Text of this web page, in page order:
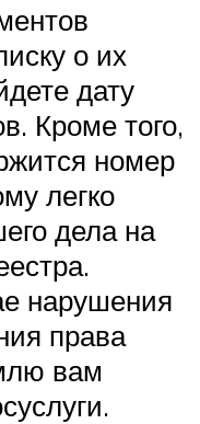
о их
дату
Кроме того,
номер
легко
дела на
нарушения
права
вам